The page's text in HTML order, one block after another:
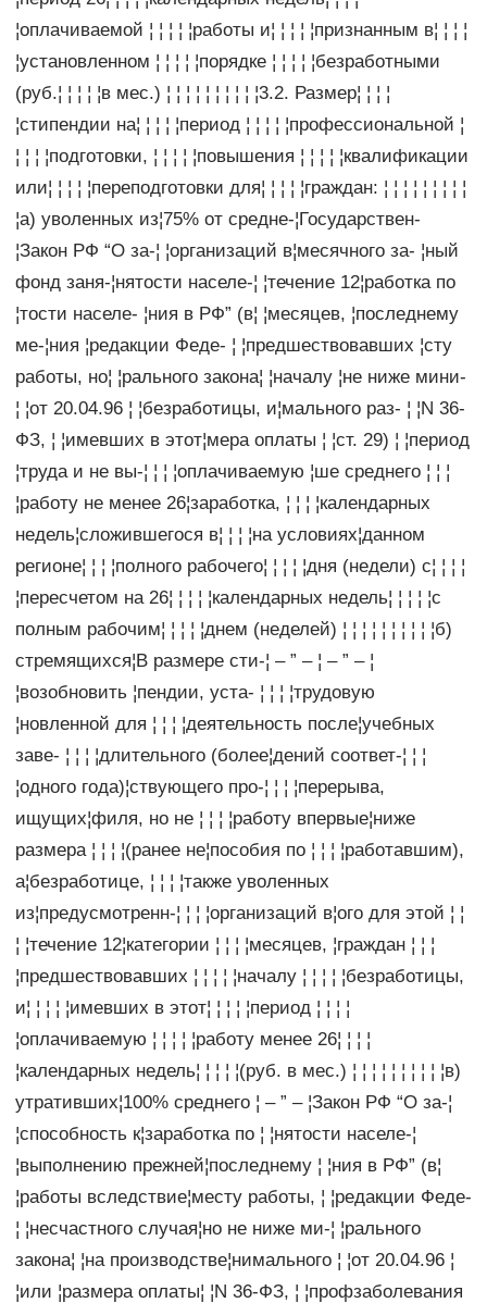
¦оплачиваемой ¦ ¦ ¦ ¦ ¦работы и¦ ¦ ¦ ¦ ¦признанным в¦ ¦ ¦ ¦
¦установленном ¦ ¦ ¦ ¦ ¦порядке ¦ ¦ ¦ ¦ ¦безработными
(руб.¦ ¦ ¦ ¦ ¦в мес.) ¦ ¦ ¦ ¦ ¦ ¦ ¦ ¦ ¦ ¦3.2. Размер¦ ¦ ¦ ¦
¦стипендии на¦ ¦ ¦ ¦ ¦период ¦ ¦ ¦ ¦ ¦профессиональной ¦
¦ ¦ ¦ ¦подготовки, ¦ ¦ ¦ ¦ ¦повышения ¦ ¦ ¦ ¦ ¦квалификации
или¦ ¦ ¦ ¦ ¦переподготовки для¦ ¦ ¦ ¦ ¦граждан: ¦ ¦ ¦ ¦ ¦ ¦ ¦ ¦ ¦
¦а) уволенных из¦75% от средне-¦Государствен-
¦Закон РФ “О за-¦ ¦организаций в¦месячного за- ¦ный
фонд заня-¦нятости населе-¦ ¦течение 12¦работка по
¦тости населе- ¦ния в РФ” (в¦ ¦месяцев, ¦последнему
ме-¦ния ¦редакции Феде- ¦ ¦предшествовавших ¦сту
работы, но¦ ¦рального закона¦ ¦началу ¦не ниже мини-
¦ ¦от 20.04.96 ¦ ¦безработицы, и¦мального раз- ¦ ¦N 36-
ФЗ, ¦ ¦имевших в этот¦мера оплаты ¦ ¦ст. 29) ¦ ¦период
¦труда и не вы-¦ ¦ ¦ ¦оплачиваемую ¦ше среднего ¦ ¦ ¦
¦работу не менее 26¦заработка, ¦ ¦ ¦ ¦календарных
недель¦сложившегося в¦ ¦ ¦ ¦на условиях¦данном
регионе¦ ¦ ¦ ¦полного рабочего¦ ¦ ¦ ¦ ¦дня (недели) с¦ ¦ ¦ ¦
¦пересчетом на 26¦ ¦ ¦ ¦ ¦календарных недель¦ ¦ ¦ ¦ ¦с
полным рабочим¦ ¦ ¦ ¦ ¦днем (неделей) ¦ ¦ ¦ ¦ ¦ ¦ ¦ ¦ ¦ ¦б)
стремящихся¦В размере сти-¦ – ” – ¦ – ” – ¦
¦возобновить ¦пендии, уста- ¦ ¦ ¦ ¦трудовую
¦новленной для ¦ ¦ ¦ ¦деятельность после¦учебных
заве- ¦ ¦ ¦ ¦длительного (более¦дений соответ-¦ ¦ ¦
¦одного года)¦ствующего про-¦ ¦ ¦ ¦перерыва,
ищущих¦филя, но не ¦ ¦ ¦ ¦работу впервые¦ниже
размера ¦ ¦ ¦ ¦(ранее не¦пособия по ¦ ¦ ¦ ¦работавшим),
а¦безработице, ¦ ¦ ¦ ¦также уволенных
из¦предусмотренн-¦ ¦ ¦ ¦организаций в¦ого для этой ¦ ¦
¦ ¦течение 12¦категории ¦ ¦ ¦ ¦месяцев, ¦граждан ¦ ¦ ¦
¦предшествовавших ¦ ¦ ¦ ¦ ¦началу ¦ ¦ ¦ ¦ ¦безработицы,
и¦ ¦ ¦ ¦ ¦имевших в этот¦ ¦ ¦ ¦ ¦период ¦ ¦ ¦ ¦
¦оплачиваемую ¦ ¦ ¦ ¦ ¦работу менее 26¦ ¦ ¦ ¦
¦календарных недель¦ ¦ ¦ ¦ ¦(руб. в мес.) ¦ ¦ ¦ ¦ ¦ ¦ ¦ ¦ ¦ ¦в)
утративших¦100% среднего ¦ – ” – ¦Закон РФ “О за-¦
¦способность к¦заработка по ¦ ¦нятости населе-¦
¦выполнению прежней¦последнему ¦ ¦ния в РФ” (в¦
¦работы вследствие¦месту работы, ¦ ¦редакции Феде-
¦ ¦несчастного случая¦но не ниже ми-¦ ¦рального
закона¦ ¦на производстве¦нимального ¦ ¦от 20.04.96 ¦
¦или ¦размера оплаты¦ ¦N 36-ФЗ, ¦ ¦профзаболевания